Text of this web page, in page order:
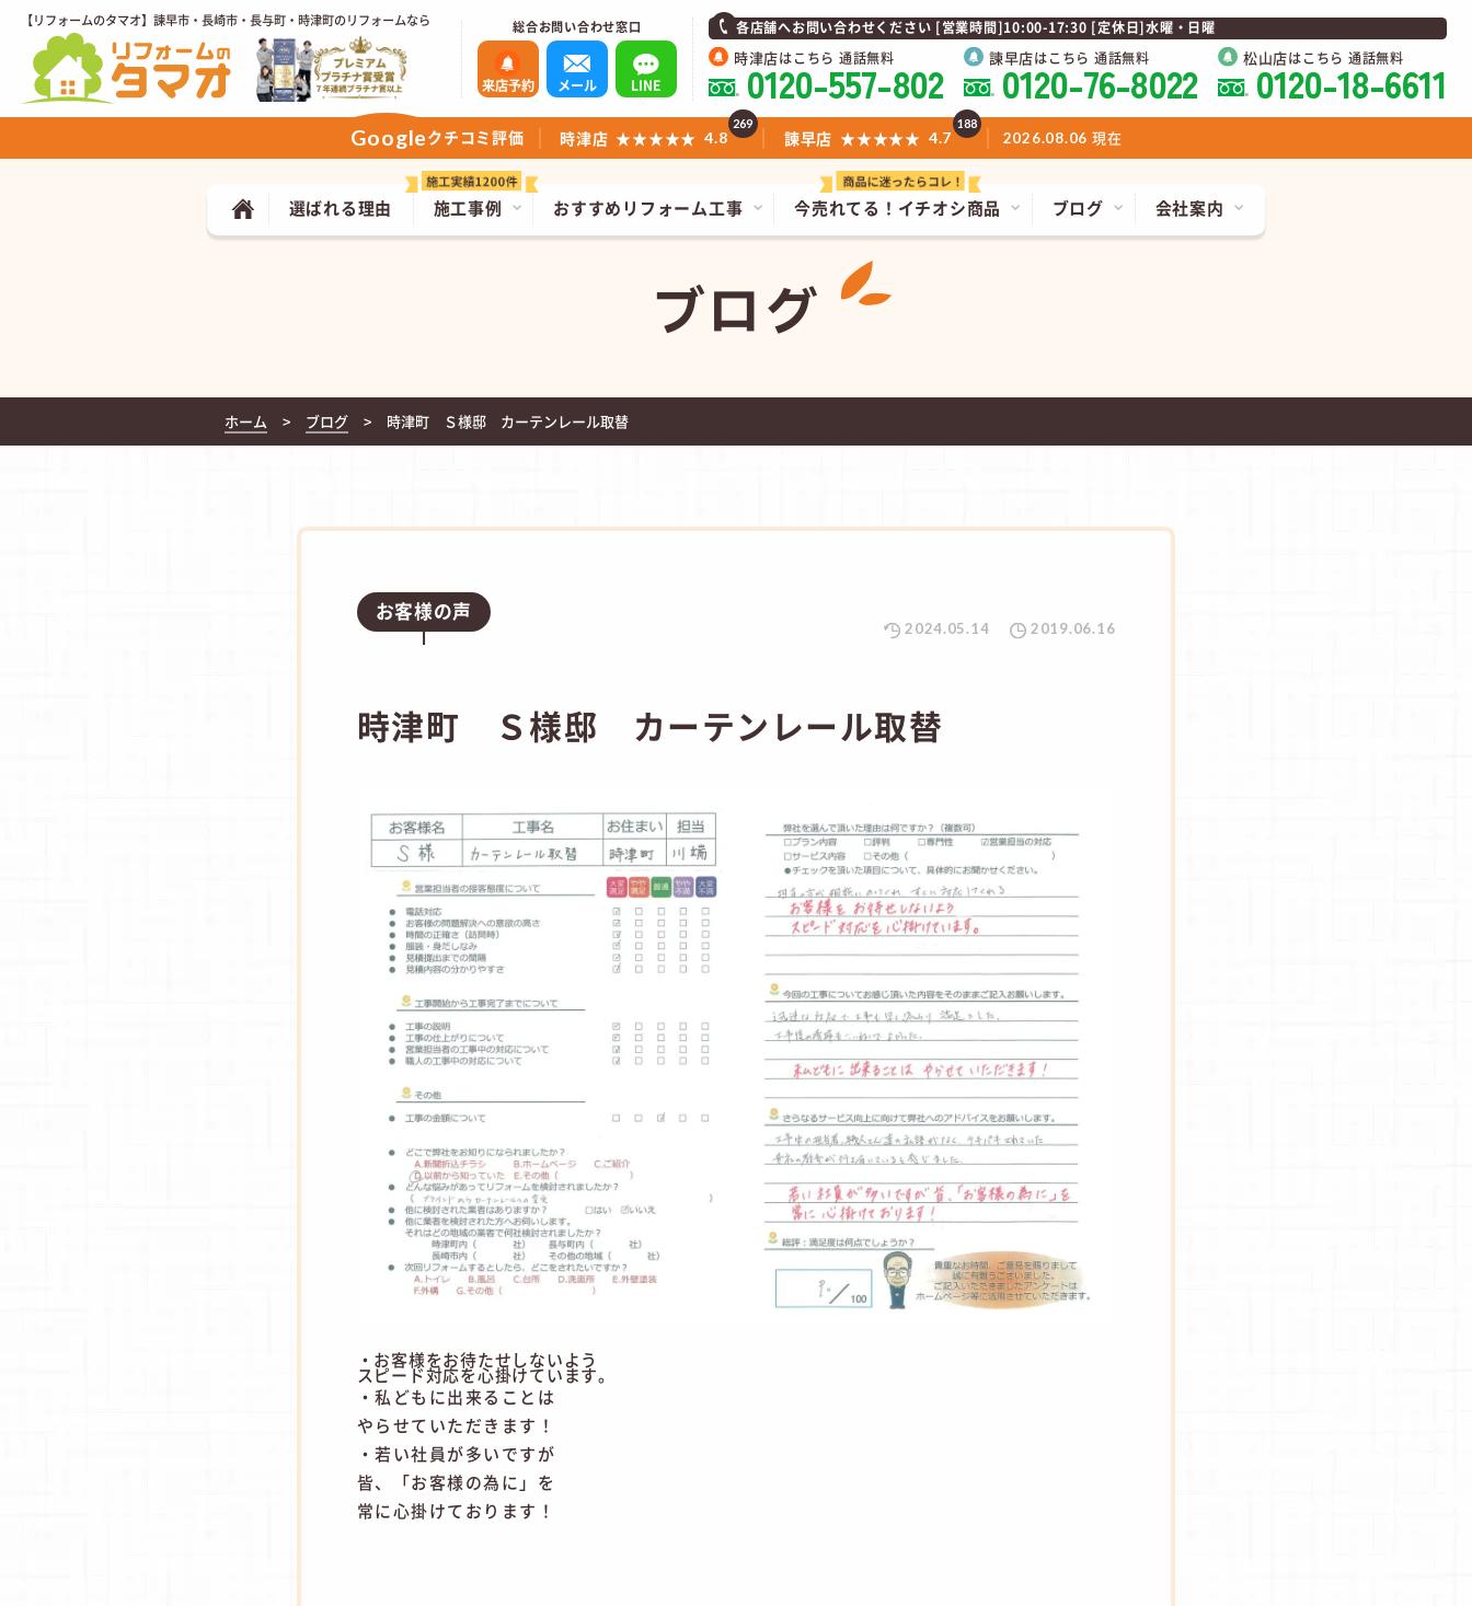
【リフォームのタマオ】諫早市・長崎市・長与町・時津町のリフォームなら 総合お問い合わせ窓口
来店予約 メール LINE
各店舗へお問い合わせください [営業時間]10:00-17:30 [定休日]水曜・日曜
時津店はこちら 通話無料
0120-557-802 諫早店はこちら 通話無料
0120-76-8022 松山店はこちら 通話無料
0120-18-6611
今売れてる！ イチオシ商品
施工事例 おすすめリフォーム工事
選ばれる理由 ブログ 会社案内
Googleクチコミ評価 時津店 ★★★★★ 4.8
269
諫早店 ★★★★★ 4.7
188
2026.08.06 現在
ブログ
ホーム ブログ 時津町 Ｓ様邸 カーテンレール取替
お客様の声
2024.05.14 2019.06.16
時津町 Ｓ様邸 カーテンレール取替
・お客様をお待たせしないよう
スピード対応を心掛けています。
・私どもに出来ることは
やらせていただきます！
・若い社員が多いですが
皆、「お客様の為に」を
常に心掛けております！